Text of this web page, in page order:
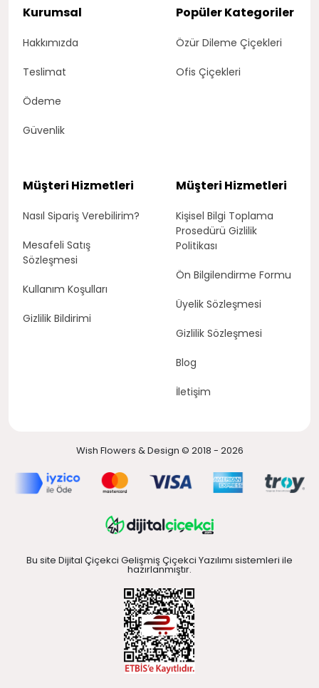
Kurumsal
Hakkımızda
Teslimat
Ödeme
Güvenlik
Popüler Kategoriler
Özür Dileme Çiçekleri
Ofis Çiçekleri
Müşteri Hizmetleri
Nasıl Sipariş Verebilirim?
Mesafeli Satış
Sözleşmesi
Kullanım Koşulları
Gizlilik Bildirimi
Müşteri Hizmetleri
Kişisel Bilgi Toplama
Prosedürü Gizlilik
Politikası
Ön Bilgilendirme Formu
Üyelik Sözleşmesi
Gizlilik Sözleşmesi
Blog
İletişim
Wish Flowers & Design © 2018 - 2026
Bu site Dijital Çiçekci Gelişmiş Çiçekci Yazılımı sistemleri ile
hazırlanmıştır.